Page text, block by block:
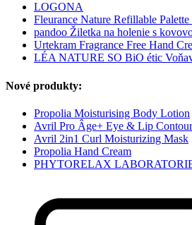
LOGONA
Fleurance Nature Refillable Palette
pandoo Žiletka na holenie s
Urtekram Fragrance Free Hand
LÉA NATURE SO BiO étic
Nové produkty:
Propolia Moisturising Body Lotion
Avril Pro Âge+ Eye & Lip
Avril 2in1 Curl Moisturizing Mask
Propolia Hand Cream
PHYTORELAX